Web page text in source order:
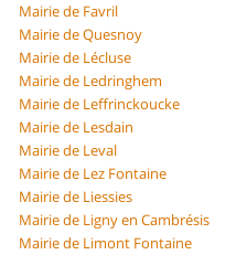
Mairie de Favril
Mairie de Quesnoy
Mairie de Lécluse
Mairie de Ledringhem
Mairie de Leffrinckoucke
Mairie de Lesdain
Mairie de Leval
Mairie de Lez Fontaine
Mairie de Liessies
Mairie de Ligny en Cambrésis
Mairie de Limont Fontaine